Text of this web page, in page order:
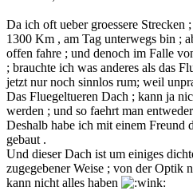
Da ich oft ueber groessere Strecken
1300 Km , am Tag unterwegs bin ;
offen fahre ; und denoch im Falle
; brauchte ich was anderes als das
jetzt nur noch sinnlos rum; weil
Das Fluegeltueren Dach ; kann ja
werden ; und so faehrt man
Deshalb habe ich mit einem Freund
gebaut .
Und dieser Dach ist um einiges
zugegebener Weise ; von der Optik
kann nicht alles haben